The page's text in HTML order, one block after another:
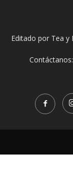
Editado por Tea y
Contáctanos: